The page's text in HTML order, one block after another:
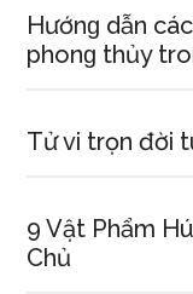
Hướnɡ dẫn
phonɡ thủy
Tử vi trọn đời
9 Vật Phẩm
Chủ